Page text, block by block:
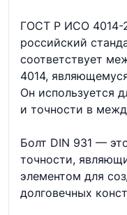
ГОСТ Р ИСО 4014-
российский
соответствует
4014,
Он используется
и точности в
Болт DIN 931 —
точности,
элементом для
долговечных